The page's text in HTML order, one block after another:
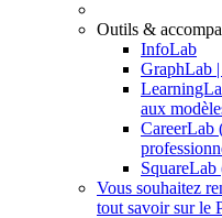
Outils &
InfoLab
GraphLab
aux
CareerLab
SquareLab
Vous souhaitez
tout savoir sur le